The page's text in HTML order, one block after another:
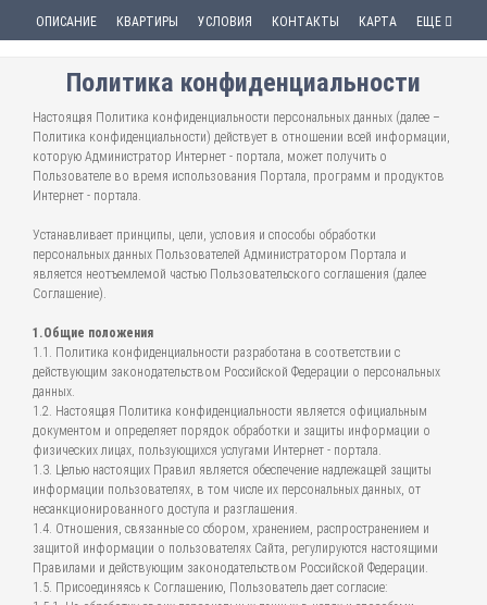
ОПИСАНИЕ КВАРТИРЫ УСЛОВИЯ КОНТАКТЫ КАРТА ЕЩЕ
Политика конфиденциальности
Настоящая Политика конфиденциальности персональных данных (далее –
Политика конфиденциальности) действует в отношении всей информации,
которую Администратор Интернет - портала, может получить о
Пользователе во время использования Портала, программ и продуктов
Интернет - портала.
Устанавливает принципы, цели, условия и способы обработки
персональных данных Пользователей Администратором Портала и
является неотъемлемой частью Пользовательского соглашения (далее
Соглашение).
1.Общие положения
1.1. Политика конфиденциальности разработана в соответствии с
действующим законодательством Российской Федерации о персональных
данных.
1.2. Настоящая Политика конфиденциальности является официальным
документом и определяет порядок обработки и защиты информации о
физических лицах, пользующихся услугами Интернет - портала.
1.3. Целью настоящих Правил является обеспечение надлежащей защиты
информации пользователях, в том числе их персональных данных, от
несанкционированного доступа и разглашения.
1.4. Отношения, связанные со сбором, хранением, распространением и
защитой информации о пользователях Сайта, регулируются настоящими
Правилами и действующим законодательством Российской Федерации.
1.5. Присоединяясь к Соглашению, Пользователь дает согласие: